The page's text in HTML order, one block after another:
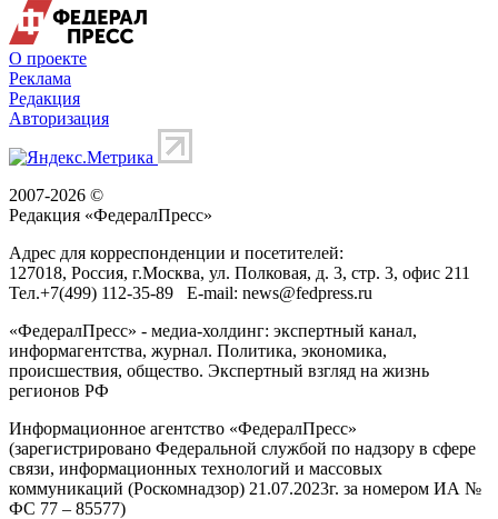
О проекте
Реклама
Редакция
Авторизация
2007-2026 ©
Редакция «ФедералПресс»
Адрес для корреспонденции и посетителей:
127018, Россия, г.Москва, ул. Полковая, д. 3, стр. 3, офис 211
Тел.+7(499) 112-35-89 E-mail: news@fedpress.ru
«ФедералПресс» - медиа-холдинг: экспертный канал,
информагентства, журнал. Политика, экономика,
происшествия, общество. Экспертный взгляд на жизнь
регионов РФ
Информационное агентство «ФедералПресс»
(зарегистрировано Федеральной службой по надзору в сфере
связи, информационных технологий и массовых
коммуникаций (Роскомнадзор) 21.07.2023г. за номером ИА №
ФС 77 – 85577)